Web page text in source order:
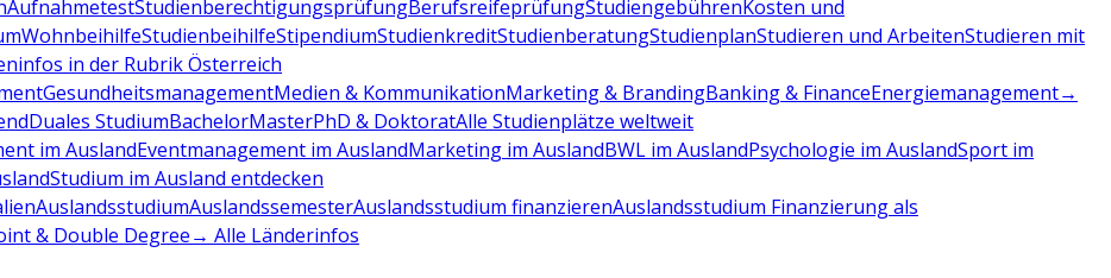
AufnahmetestStudienberechtigungsprüfungBerufsreifeprüfungStudiengebührenKosten und
WohnbeihilfeStudienbeihilfeStipendiumStudienkreditStudienberatungStudienplanStudieren und ArbeitenStudieren mit
in der Rubrik Österreich
GesundheitsmanagementMedien & KommunikationMarketing & BrandingBanking & FinanceEnergiemanagement→
Duales StudiumBachelorMasterPhD & DoktoratAlle Studienplätze weltweit
im AuslandEventmanagement im AuslandMarketing im AuslandBWL im AuslandPsychologie im AuslandSport im
Studium im Ausland entdecken
AuslandsstudiumAuslandssemesterAuslandsstudium finanzierenAuslandsstudium Finanzierung als
& Double Degree→ Alle Länderinfos